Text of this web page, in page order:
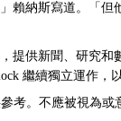
賴納斯寫道。「
供新聞、研究和
繼續獨立運作
考。不應被視為或